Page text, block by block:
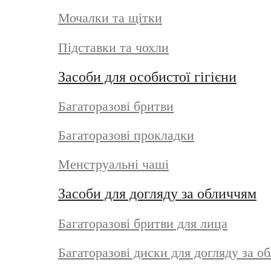
Мочалки та щітки
Підставки та чохли
Засоби для особистої гігієни
Багаторазові бритви
Багаторазові прокладки
Менструальні чаші
Засоби для догляду за обличчям
Багаторазові бритви для лица
Багаторазові диски для догляду за